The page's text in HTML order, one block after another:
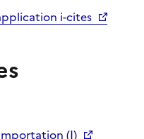
i-cites
(I)